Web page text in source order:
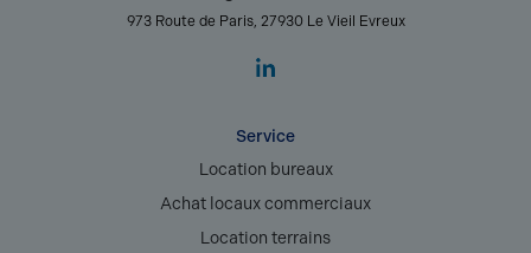
973 Route de Paris, 27930 Le Vieil Evreux
Service
Location bureaux
Achat locaux commerciaux
Location terrains